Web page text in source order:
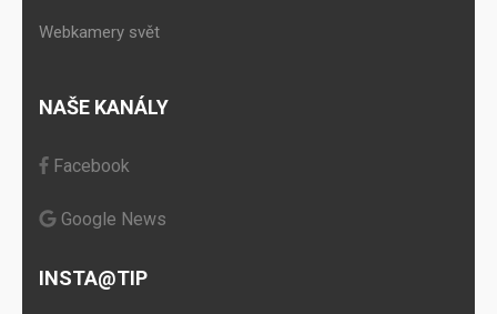
Webkamery svět
NAŠE KANÁLY
Facebook
Google News
INSTA@TIP